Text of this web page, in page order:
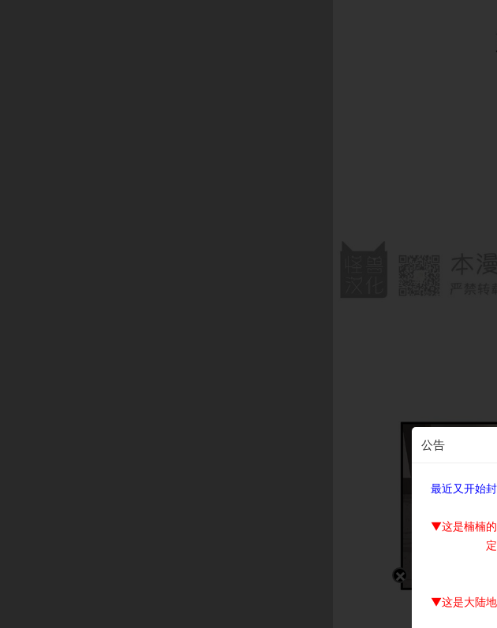
公告
最近又开始
▼这是楠楠
▼这是大陆
×